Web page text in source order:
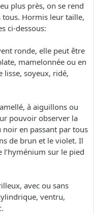
plus près, on se rend
Hormis leur taille,
ci-dessous:
ronde, elle peut être
mamelonnée ou en
soyeux, ridé,
à aiguillons ou
pouvoir observer la
en passant par tous
de brun et le violet. Il
l’hyménium sur le pied
avec ou sans
ventru,